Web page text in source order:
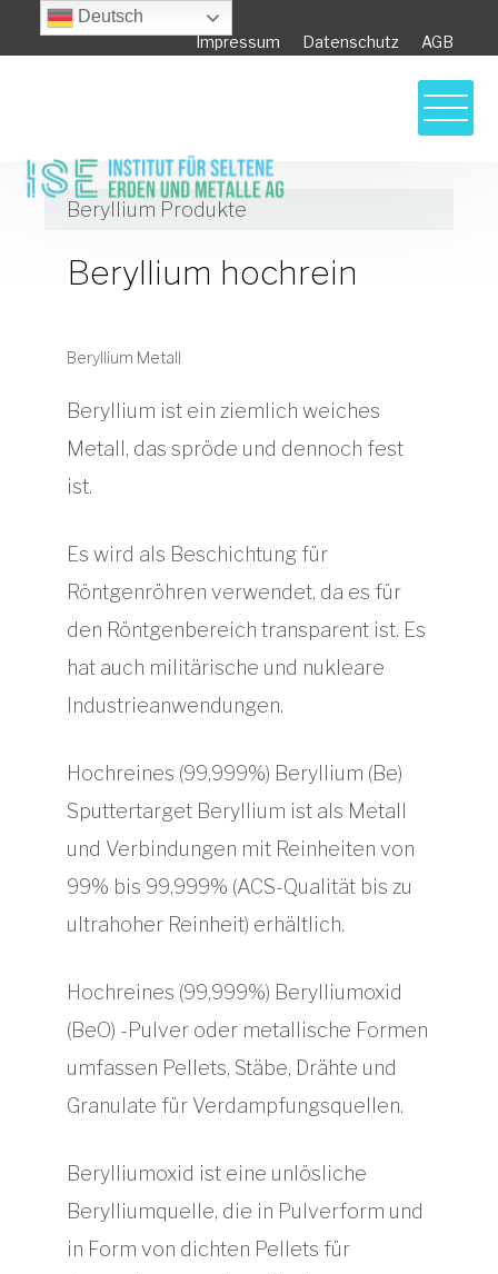
Impressum Datenschutz AGB
Beryllium Produkte
Beryllium hochrein
Beryllium Metall
Beryllium ist ein ziemlich weiches
Metall, das spröde und dennoch fest
ist.
Es wird als Beschichtung für
Röntgenröhren verwendet, da es für
den Röntgenbereich transparent ist. Es
hat auch militärische und nukleare
Industrieanwendungen.
Hochreines (99,999%) Beryllium (Be)
Sputtertarget Beryllium ist als Metall
und Verbindungen mit Reinheiten von
99% bis 99,999% (ACS-Qualität bis zu
ultrahoher Reinheit) erhältlich.
Hochreines (99,999%) Berylliumoxid
(BeO) -Pulver oder metallische Formen
umfassen Pellets, Stäbe, Drähte und
Granulate für Verdampfungsquellen.
Berylliumoxid ist eine unlösliche
Berylliumquelle, die in Pulverform und
in Form von dichten Pellets für
Deutsch